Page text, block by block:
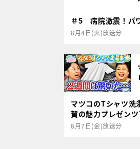
＃5 病院激震！パ
8月4日(火)放送分
マツコのTシャツ洗
賀の魅力プレゼンツ
8月7日(金)放送分